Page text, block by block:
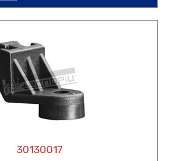
30130017